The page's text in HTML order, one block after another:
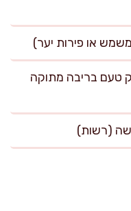
טעם בריבה מתוקה